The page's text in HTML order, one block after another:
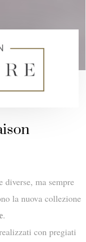
diverse, ma sempre
la nuova collezione
.
con pregiati